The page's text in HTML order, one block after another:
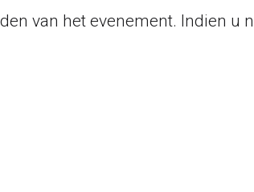
van het evenement. Indien